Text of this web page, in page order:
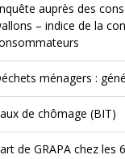
auprès des
– indice de la
ménagers :
de chômage (BIT)
de GRAPA chez les